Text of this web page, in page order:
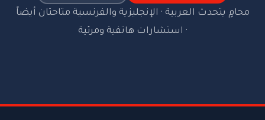
محامٍ يتحدث العربية · الإنجليزية والفرنسية متاحتان أيضاً
· استشارات هاتفية ومرئية